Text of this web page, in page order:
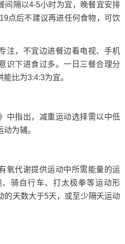
间隔以4-5小时为宜，晚餐宜安排
点后不建议再进任何食物，可饮
，不宜边进餐边看电视、手机
识下进食过多。一日三餐合理分
比为3:4:3为宜。
指出，减重运动选择需以中低
为辅。
代谢提供运动中所需能量的运
骑自行车、打太极拳等运动形
的天数大于5天，或至少隔天运动